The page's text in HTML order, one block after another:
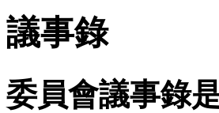
議事錄
委員會議事錄